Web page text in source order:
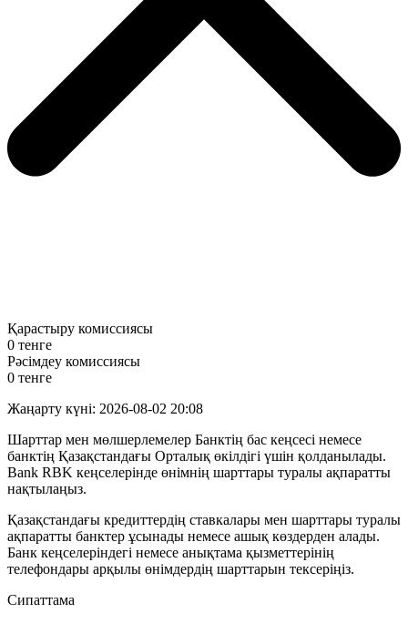
Қарастыру комиссиясы
0 тенге
Рәсімдеу комиссиясы
0 тенге
Жаңарту күні: 2026-08-02 20:08
Шарттар мен мөлшерлемелер Банктің бас кеңсесі немесе
банктің Қазақстандағы Орталық өкілдігі үшін қолданылады.
Bank RBK кеңселерінде өнімнің шарттары туралы ақпаратты
нақтылаңыз.
Қазақстандағы кредиттердің ставкалары мен шарттары туралы
ақпаратты банктер ұсынады немесе ашық көздерден алады.
Банк кеңселеріндегі немесе анықтама қызметтерінің
телефондары арқылы өнімдердің шарттарын тексеріңіз.
Сипаттама